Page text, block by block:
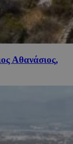
Αθανάσιος,